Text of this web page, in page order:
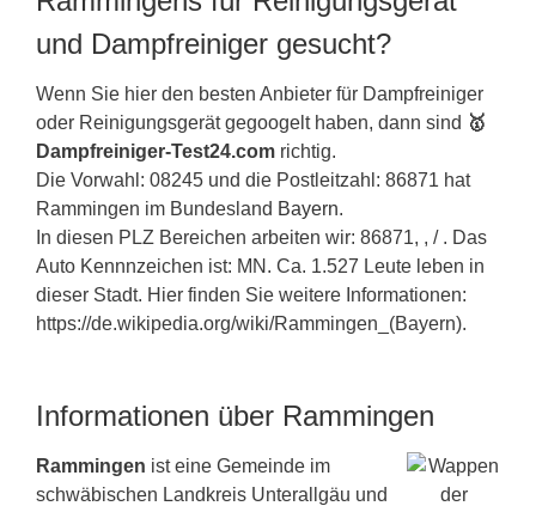
und Dampfreiniger gesucht?
Wenn Sie hier den besten Anbieter für Dampfreiniger
oder Reinigungsgerät gegoogelt haben, dann sind 🥇
Dampfreiniger-Test24.com richtig.
Die Vorwahl: 08245 und die Postleitzahl: 86871 hat
Rammingen im Bundesland Bayern.
In diesen PLZ Bereichen arbeiten wir: 86871, , / . Das
Auto Kennnzeichen ist: MN. Ca. 1.527 Leute leben in
dieser Stadt. Hier finden Sie weitere Informationen:
https://de.wikipedia.org/wiki/Rammingen_(Bayern).
Informationen über Rammingen
Rammingen ist eine Gemeinde im
schwäbischen Landkreis Unterallgäu und